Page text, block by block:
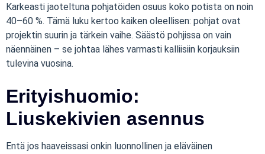
Karkeasti jaoteltuna pohjatöiden osuus koko potista on noin
40–60 %. Tämä luku kertoo kaiken oleellisen: pohjat ovat
projektin suurin ja tärkein vaihe. Säästö pohjissa on vain
näennäinen – se johtaa lähes varmasti kalliisiin korjauksiin
tulevina vuosina.
Erityishuomio:
Liuskekivien asennus
Entä jos haaveissasi onkin luonnollinen ja eläväinen